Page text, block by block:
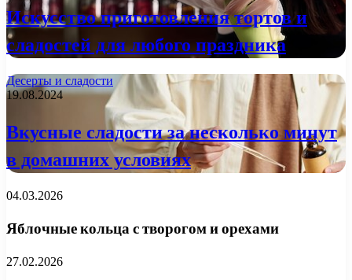
Искусство приготовления тортов и
сладостей для любого праздника
Десерты и сладости
19.08.2024
Вкусные сладости за несколько минут
в домашних условиях
04.03.2026
Яблочные кольца с творогом и орехами
27.02.2026